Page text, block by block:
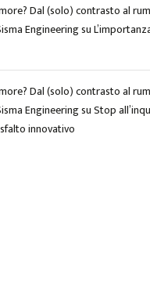
Dal (solo) contrasto al
Engineeringsu
Dal (solo) contrasto al
EngineeringsuStop
innovativo